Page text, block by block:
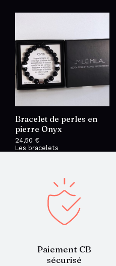
37,00 €
Bracelet de perles en
pierre Onyx
24,50 €
Les bracelets
Paiement CB
sécurisé